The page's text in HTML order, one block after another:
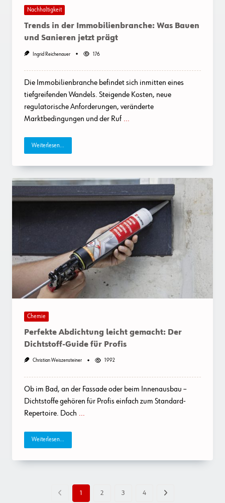
Nachhaltigkeit
Trends in der Immobilienbranche: Was Bauen
und Sanieren jetzt prägt
Ingrid Reichenauer 176
Die Immobilienbranche befindet sich inmitten eines
tiefgreifenden Wandels. Steigende Kosten, neue
regulatorische Anforderungen, veränderte
Marktbedingungen und der Ruf ...
Weiterlesen...
Chemie
Perfekte Abdichtung leicht gemacht: Der
Dichtstoff-Guide für Profis
Christian Weiszensteiner 1992
Ob im Bad, an der Fassade oder beim Innenausbau –
Dichtstoffe gehören für Profis einfach zum Standard-
Repertoire. Doch ...
Weiterlesen...
1 2 3 4